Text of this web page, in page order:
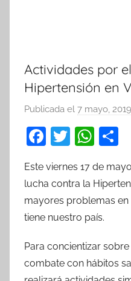
Actividades por
Hipertensión en
Publicada el 7 mayo, 2019
F
c
e
b
o
k
T
itt
er
W
at
s
A
p
p
Este viernes 17 de
lucha contra la
mayores problemas
tiene nuestro país.
Para concientizar
combate con hábitos